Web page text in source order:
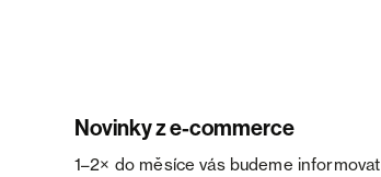
Novinky z e-commerce
1–2× do měsíce vás budeme informovat